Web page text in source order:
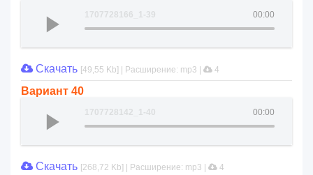
00:00
1707728166_1-39
Скачать [49,55 Kb] | Расширение: mp3 | 4
Вариант 40
00:00
1707728142_1-40
Скачать [268,72 Kb] | Расширение: mp3 | 4